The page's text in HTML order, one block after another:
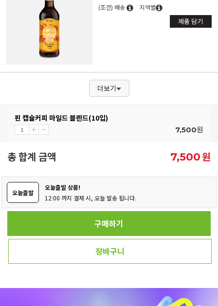
(조건) 배송 지역별
제품 담기
더보기
핀 캡슐커피 마일드 블렌드(10입)
7,500원
총 합계 금액 7,500원
오늘출발
오늘출발 상품!
12:00 까지 결제 시, 오늘 발송 됩니다.
구매하기
장바구니